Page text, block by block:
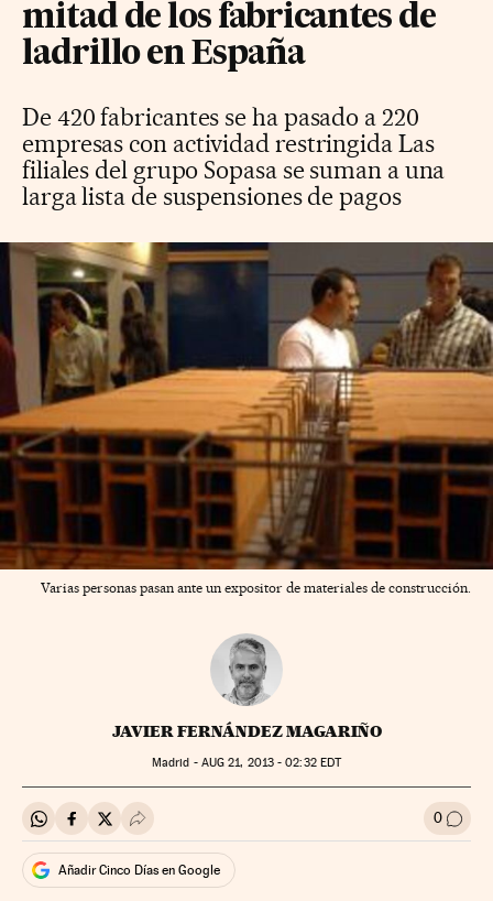
mitad de los fabricantes de
ladrillo en España
De 420 fabricantes se ha pasado a 220
empresas con actividad restringida Las
filiales del grupo Sopasa se suman a una
larga lista de suspensiones de pagos
Varias personas pasan ante un expositor de materiales de construcción.
JAVIER FERNÁNDEZ MAGARIÑO
Madrid - AUG 21, 2013 - 02:32EDT
Compartir en Whatsapp
Compartir en Facebook
Compartir en Twitter
Desplegar Redes Sociales 0 Ir a
Añadir Cinco Días en Google